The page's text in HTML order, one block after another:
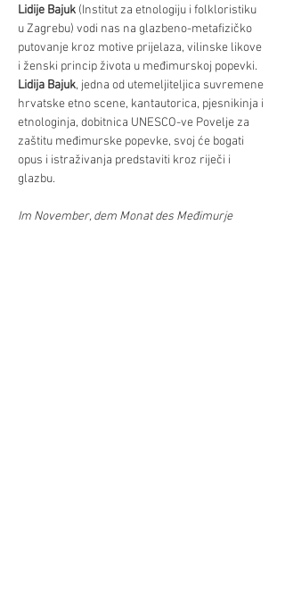
Lidije Bajuk (Institut za etnologiju i folkloristiku
u Zagrebu) vodi nas na glazbeno-metafizičko
putovanje kroz motive prijelaza, vilinske likove
i ženski princip života u međimurskoj popevki.
Lidija Bajuk, jedna od utemeljiteljica suvremene
hrvatske etno scene, kantautorica, pjesnikinja i
etnologinja, dobitnica UNESCO-ve Povelje za
zaštitu međimurske popevke, svoj će bogati
opus i istraživanja predstaviti kroz riječi i
glazbu.
Im November, dem Monat des Međimurje